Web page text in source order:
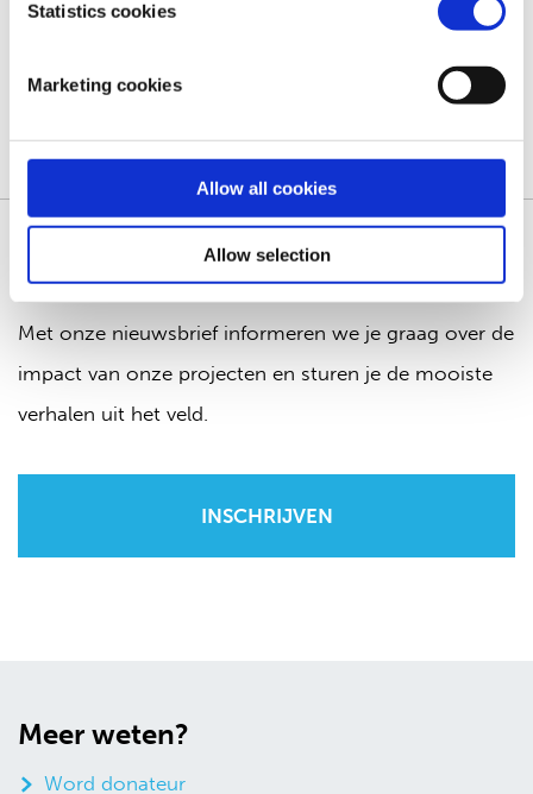
Statistics cookies
Marketing cookies
Allow all cookies
Allow selection
Blijf op de hoogte
Met onze nieuwsbrief informeren we je graag over de
impact van onze projecten en sturen je de mooiste
verhalen uit het veld.
Meer weten?
Word donateur